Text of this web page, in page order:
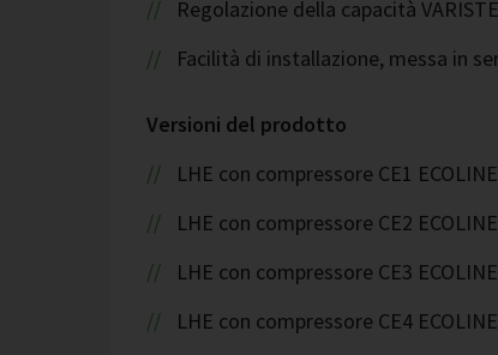
Regolazione della capacità
Facilità di installazione, messa in
Versioni del prodotto
LHE con compressore CE1 ECOLINE
LHE con compressore CE2 ECOLINE
LHE con compressore CE3 ECOLINE
LHE con compressore CE4 ECOLINE